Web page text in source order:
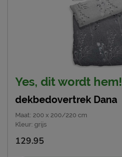
Yes, dit wordt hem!
dekbedovertrek Dana
Maat: 200 x 200/220 cm
Kleur: grijs
129.95